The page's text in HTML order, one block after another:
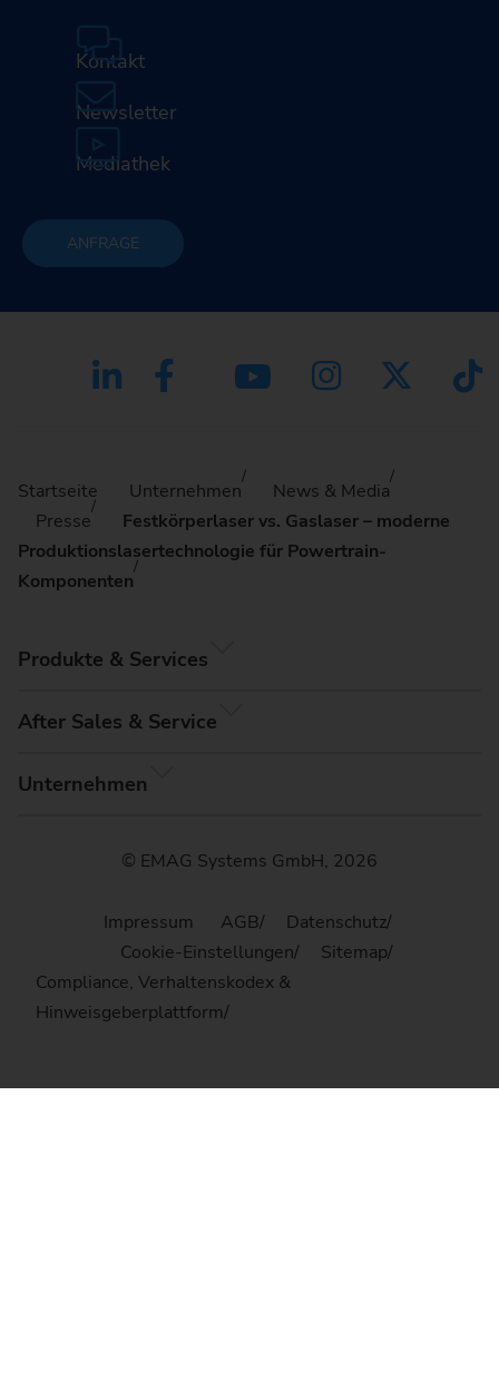
Kontakt
Newsletter
Mediathek
ANFRAGE
Startseite Unternehmen
News & Media
Presse
Festkörperlaser vs. Gaslaser – moderne
Produktionslasertechnologie für Powertrain-
Komponenten
Produkte & Services
After Sales & Service
Unternehmen
© EMAG Systems GmbH, 2026
Impressum AGB
Datenschutz
Cookie-Einstellungen
Sitemap
Compliance, Verhaltenskodex &
Hinweisgeberplattform